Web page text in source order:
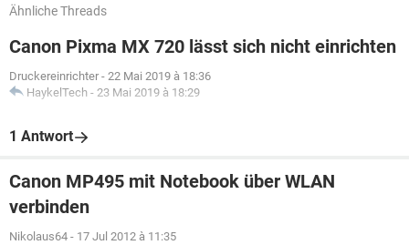
Ähnliche Threads
Canon Pixma MX 720 lässt sich nicht einrichten
Druckereinrichter - 22 Mai 2019 à 18:36
HaykelTech - 23 Mai 2019 à 18:29
1 Antwort
Canon MP495 mit Notebook über WLAN
verbinden
Nikolaus64 - 17 Jul 2012 à 11:35